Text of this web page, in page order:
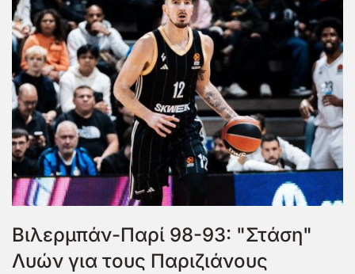
Βιλερμπάν-Παρί 98-93: "Στάση"
Λυών για τους Παριζιάνους